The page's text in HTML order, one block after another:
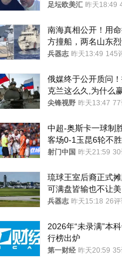
足坛欧美汇 昨天18:49
南海真相公开！用
方撞船，两名山东烈
武警最高荣誉
兵器志 昨天13:49 145
俄媒终于公开质问
克兰这么久,为什么赢
答案令人沉默
尖锋视野 昨天13:47 77
中超-奥斯卡一球制
客场0-1玉昆6轮不胜
射门中国 昨天21:59 30
琉球王室后裔正式
可满盘皆输也不让
逞，中国成关键
兵器志 昨天15:18 26评
2026年“未录满”本
行榜出炉
第一财经 昨天20:59 35